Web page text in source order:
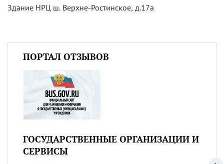
Здание НРЦ ш. Верхне-Ростинское, д.17а
ПОРТАЛ ОТЗЫВОВ
ГОСУДАРСТВЕННЫЕ ОРГАНИЗАЦИИ И
СЕРВИСЫ